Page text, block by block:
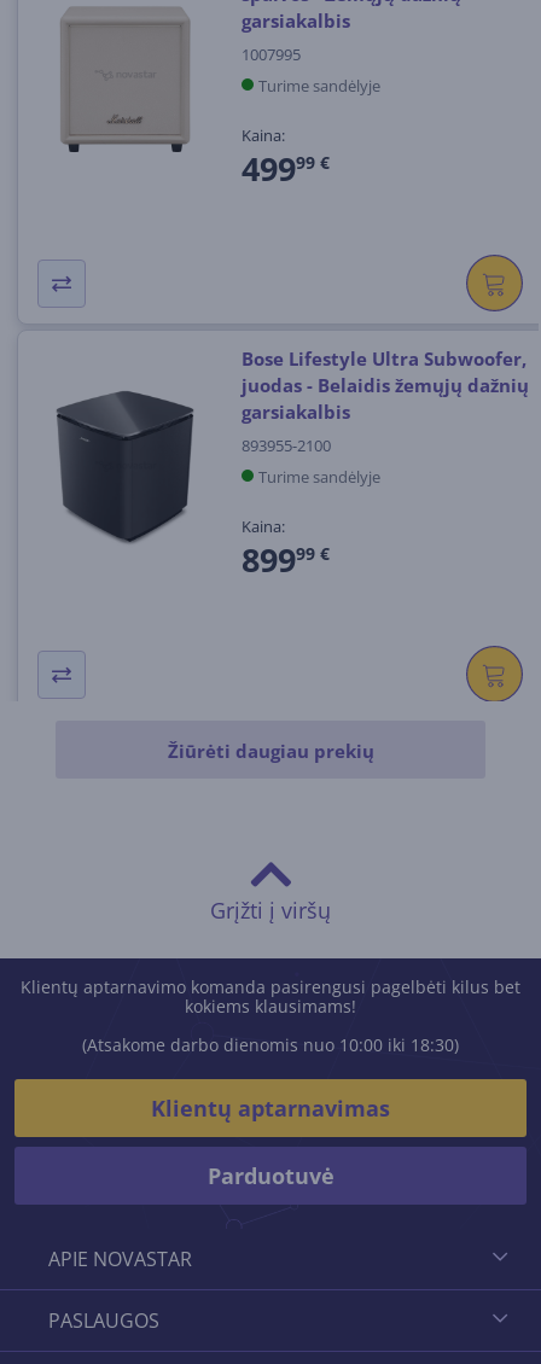
garsiakalbis
1007995
Turime sandėlyje
Kaina:
49999 €
Bose Lifestyle Ultra Subwoofer,
juodas - Belaidis žemųjų dažnių
garsiakalbis
893955-2100
Turime sandėlyje
Kaina:
89999 €
Žiūrėti daugiau prekių
Grįžti į viršų
APIE NOVASTAR
PASLAUGOS
Klientų aptarnavimo komanda pasirengusi pagelbėti kilus bet
kokiems klausimams!
(Atsakome darbo dienomis nuo 10:00 iki 18:30)
Klientų aptarnavimas
Parduotuvė